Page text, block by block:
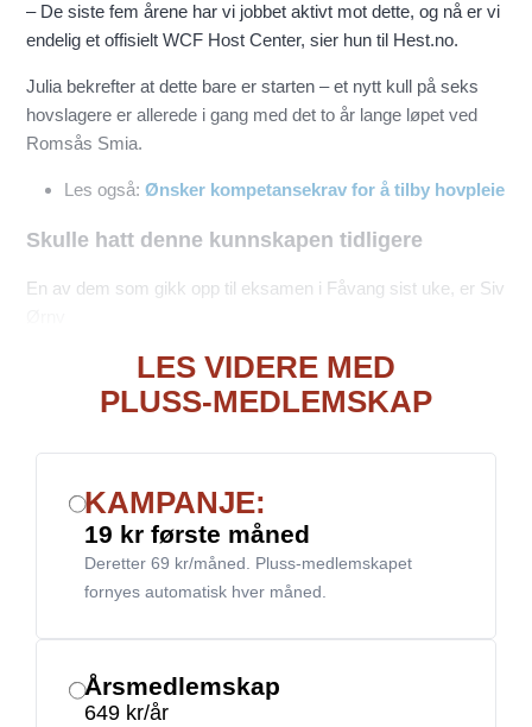
– De siste fem årene har vi jobbet aktivt mot dette, og nå er vi
endelig et offisielt WCF Host Center, sier hun til Hest.no.
Julia bekrefter at dette bare er starten – et nytt kull på seks
hovslagere er allerede i gang med det to år lange løpet ved
Romsås Smia.
Les også: Ønsker kompetansekrav for å tilby hovpleie
Skulle hatt denne kunnskapen tidligere
En av dem som gikk opp til eksamen i Fåvang sist uke, er Siv
LES VIDERE MED
PLUSS-MEDLEMSKAP
KAMPANJE:
19 kr første måned
Deretter 69 kr/måned. Pluss-medlemskapet
fornyes automatisk hver måned.
Årsmedlemskap
649 kr/år